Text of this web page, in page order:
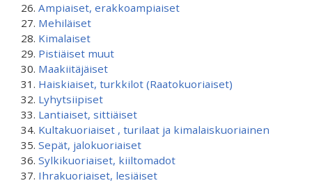
Ampiaiset, erakkoampiaiset
Mehiläiset
Kimalaiset
Pistiäiset muut
Maakiitäjäiset
Haiskiaiset, turkkilot (Raatokuoriaiset)
Lyhytsiipiset
Lantiaiset, sittiäiset
Kultakuoriaiset , turilaat ja kimalaiskuoriainen
Sepät, jalokuoriaiset
Sylkikuoriaiset, kiiltomadot
Ihrakuoriaiset, lesiäiset